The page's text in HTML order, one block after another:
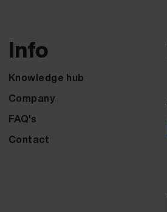
Info
Knowledge hub
Company
FAQ's
Contact